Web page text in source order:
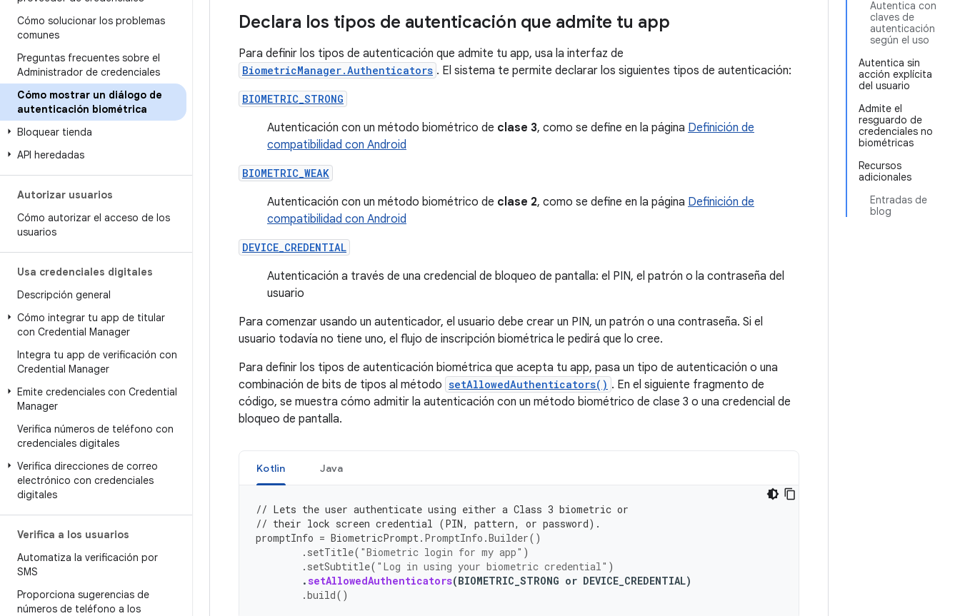
Cómo solucionar los problemas
comunes
Preguntas frecuentes sobre el
Administrador de credenciales
Cómo mostrar un diálogo de
autenticación biométrica
Bloquear tienda
API heredadas
Autorizar usuarios
Cómo autorizar el acceso de los
usuarios
Usa credenciales digitales
Descripción general
Cómo integrar tu app de titular
con Credential Manager
Integra tu app de verificación con
Credential Manager
Emite credenciales con Credential
Manager
Verifica números de teléfono con
credenciales digitales
Verifica direcciones de correo
electrónico con credenciales
digitales
Verifica a los usuarios
Automatiza la verificación por
SMS
Proporciona sugerencias de
números de teléfono a los
Autentica con
claves de
autenticación
según el uso
Autentica sin
acción explícita
del usuario
Admite el
resguardo de
credenciales no
biométricas
Recursos
adicionales
Entradas de
blog
Declara los tipos de autenticación que admite tu app
Para definir los tipos de autenticación que admite tu app, usa la interfaz de
BiometricManager.Authenticators . El sistema te permite declarar los siguientes tipos de autenticación:
BIOMETRIC_STRONG
Autenticación con un método biométrico de clase 3, como se define en la página Definición de
compatibilidad con Android
BIOMETRIC_WEAK
Autenticación con un método biométrico de clase 2, como se define en la página Definición de
compatibilidad con Android
DEVICE_CREDENTIAL
Autenticación a través de una credencial de bloqueo de pantalla: el PIN, el patrón o la contraseña del
usuario
Para comenzar usando un autenticador, el usuario debe crear un PIN, un patrón o una contraseña. Si el
usuario todavía no tiene uno, el flujo de inscripción biométrica le pedirá que lo cree.
Para definir los tipos de autenticación biométrica que acepta tu app, pasa un tipo de autenticación o una
combinación de bits de tipos al método setAllowedAuthenticators() . En el siguiente fragmento de
código, se muestra cómo admitir la autenticación con un método biométrico de clase 3 o una credencial de
bloqueo de pantalla.
Kotlin Java
// Lets the user authenticate using either a Class 3 biometric or
// their lock screen credential (PIN, pattern, or password).
promptInfo = BiometricPrompt. PromptInfo .Builder()
. setTitle( "Biometric login for my app" )
. setSubtitle( "Log in using your biometric credential" )
.setAllowedAuthenticators(BIOMETRIC_STRONG or DEVICE_CREDENTIAL)
.build()